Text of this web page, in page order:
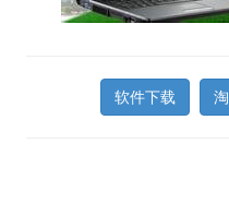
软件下载